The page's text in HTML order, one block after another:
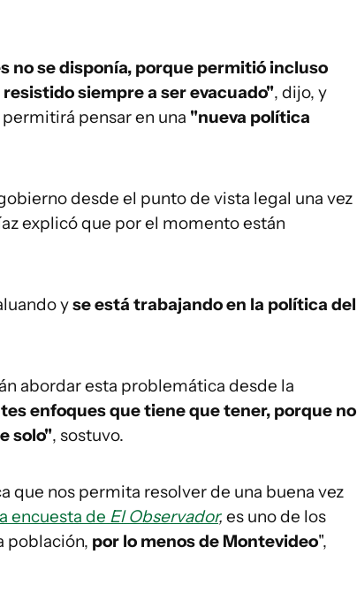
no se disponía, porque permitió incluso
siempre a ser evacuado", dijo, y
pensar en una "nueva política
desde el punto de vista legal una vez
explicó que por el momento están
yse está trabajando en la política del
abordar esta problemática desde la
enfoques que tiene que tener, porque no
solo", sostuvo.
que nos permita resolver de una buena vez
encuesta de El Observador, es uno de los
población, por lo menos de Montevideo",